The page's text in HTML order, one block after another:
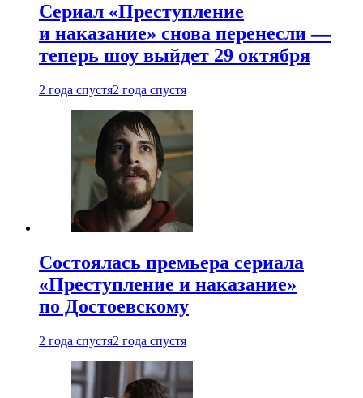
Сериал «Преступление
и наказание» снова перенесли —
теперь шоу выйдет 29 октября
2 года спустя2 года спустя
Состоялась премьера сериала
«Преступление и наказание»
по Достоевскому
2 года спустя2 года спустя